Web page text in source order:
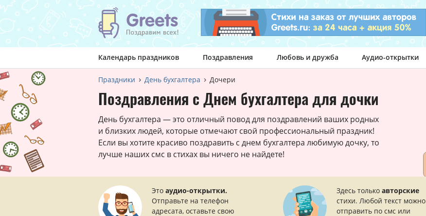
Календарь праздников Поздравления Любовь и дружба Аудио-открытки
Праздники День бухгалтера Дочери
Поздравления с Днем бухгалтера для дочки
День бухгалтера — это отличный повод для поздравлений ваших родных
и близких людей, которые отмечают свой профессиональный праздник!
Если вы хотите красиво поздравить с днем бухгалтера любимую дочку, то
лучше наших смс в стихах вы ничего не найдете!
Это аудио-открытки.
Отправьте на телефон
адресата, оставьте свою
Здесь только авторские
стихи. Любой текст можно
отправить по смс или